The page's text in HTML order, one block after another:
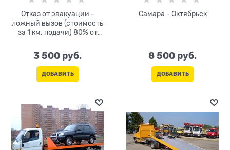
Отказ от эвакуации -
ложный вызов (стоимость
за 1 км. подачи) 80% от
3 500 руб.
ДОБАВИТЬ
Самара - Октябрьск
8 500 руб.
ДОБАВИТЬ